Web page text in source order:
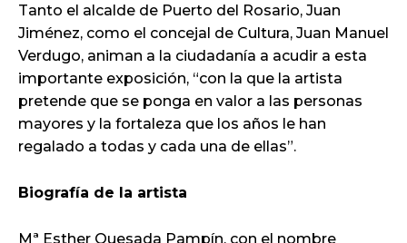
Tanto el alcalde de Puerto del Rosario, Juan
Jiménez, como el concejal de Cultura, Juan Manuel
Verdugo, animan a la ciudadanía a acudir a esta
importante exposición, “con la que la artista
pretende que se ponga en valor a las personas
mayores y la fortaleza que los años le han
regalado a todas y cada una de ellas”.
Biografía de la artista
Mª Esther Quesada Pampín, con el nombre